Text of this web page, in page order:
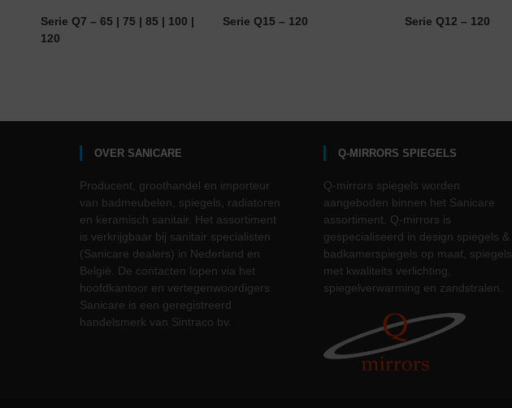
Serie Q7 – 65 | 75 | 85 | 100 |
120
Serie Q15 – 120 Serie Q12 – 120
OVER SANICARE
Producent, groothandel en importeur
van badmeubelen, spiegels, radiatoren
en keramisch sanitair. Het assortiment
is verkrijgbaar bij sanitair specialisten
(Sanicare dealers) in Nederland en
België. De contacten lopen via het
hoofdkantoor en vertegenwoordigers.
Sanicare is een geregistreerd
handelsmerk van Sintraco bv.
Q-MIRRORS SPIEGELS
Q-mirrors spiegels worden
aangeboden binnen het Sanicare
assortiment. Q-mirrors is
gespecialiseerd in design spiegels &
badkamerspiegels op maat, spiegels
met kwaliteits verlichting,
spiegelverwarming en zandstralen.